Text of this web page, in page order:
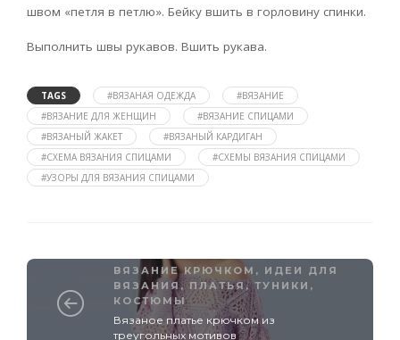
швом «петля в петлю». Бейку вшить в горловину спинки.
Выполнить швы рукавов. Вшить рукава.
TAGS #ВЯЗАНАЯ ОДЕЖДА
#ВЯЗАНИЕ
#ВЯЗАНИЕ ДЛЯ ЖЕНЩИН
#ВЯЗАНИЕ СПИЦАМИ
#ВЯЗАНЫЙ ЖАКЕТ
#ВЯЗАНЫЙ КАРДИГАН
#СХЕМА ВЯЗАНИЯ СПИЦАМИ
#СХЕМЫ ВЯЗАНИЯ СПИЦАМИ
#УЗОРЫ ДЛЯ ВЯЗАНИЯ СПИЦАМИ
ВЯЗАНИЕ КРЮЧКОМ , ИДЕИ ДЛЯ
ВЯЗАНИЯ,ПЛАТЬЯ, ТУНИКИ,
КОСТЮМЫ
Вязаное платье крючком из
треугольных мотивов